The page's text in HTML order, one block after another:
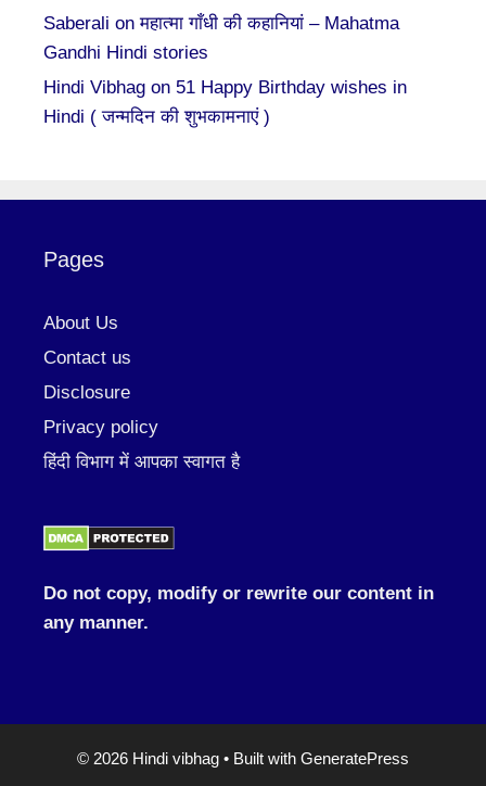
Saberali onमहात्मा गाँधी की कहानियां – Mahatma
Gandhi Hindi stories
Hindi Vibhag on 51 Happy Birthday wishes in
Hindi ( जन्मदिन की शुभकामनाएं )
Pages
About Us
Contact us
Disclosure
Privacy policy
हिंदी विभाग में आपका स्वागत है
Do not copy, modify or rewrite our content in
any manner.
© 2026 Hindi vibhag • Built with GeneratePress